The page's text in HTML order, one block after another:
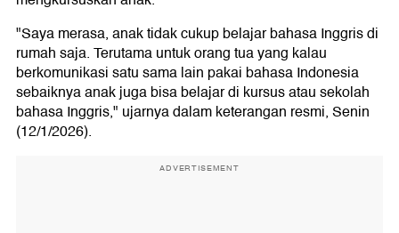
"Saya merasa, anak tidak cukup belajar bahasa Inggris di
rumah saja. Terutama untuk orang tua yang kalau
berkomunikasi satu sama lain pakai bahasa Indonesia
sebaiknya anak juga bisa belajar di kursus atau sekolah
bahasa Inggris," ujarnya dalam keterangan resmi, Senin
(12/1/2026).
ADVERTISEMENT